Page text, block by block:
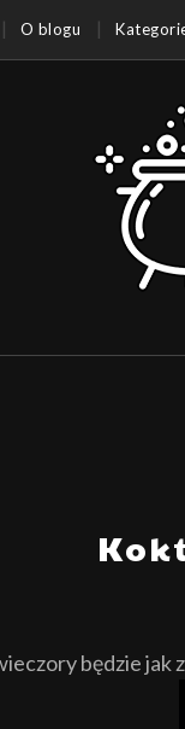
O blogu
będzie jak